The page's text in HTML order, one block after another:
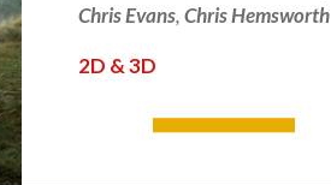
Chris Evans,Chris Hemsworth
2D & 3D
LIRE PLUS